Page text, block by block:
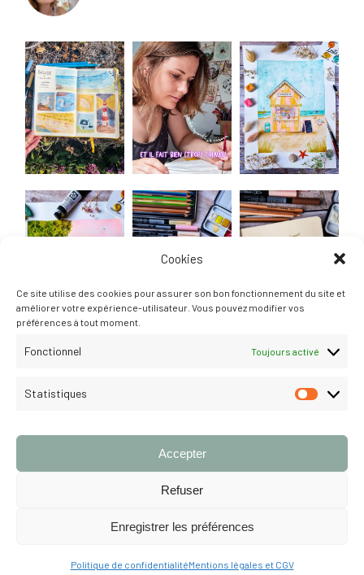
Cookies
Ce site utilise des cookies pour assurer son bon fonctionnement du site et
améliorer votre expérience-utilisateur. Vous pouvez modifier vos
préférences à tout moment.
Fonctionnel Toujours activé
Statistiques
Accepter
Refuser
Enregistrer les préférences
Politique de confidentialitéMentions légales et CGV
© 2026 Louise Gobinet. Tous droits réservés.MENTIONS LÉGALES &